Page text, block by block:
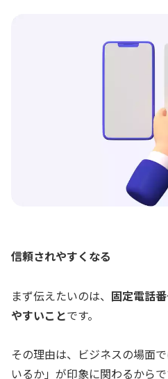
信頼されやすくなる
まず伝えたいのは、 固定電話
やすいことです。
その理由は、ビジネスの場面
いるか」が印象に関わるからで